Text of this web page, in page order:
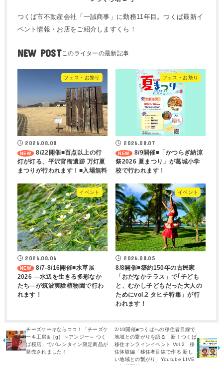
つくば市不動産会社「一誠商事」に勤務11年目。つくば最新イ
ベント情報・お店をご紹介しますくら！
NEW POST
フェス・お祭り
2026.08.08
8/22開催■百点以上の行
灯が灯る、平沢官衙遺跡 万灯夏
まつりが行われます！■入場無料
フェス・お祭り
2026.08.07
8/9開催■「かつらぎ納涼
祭2026 夏まつり」が葛城小学
校で行われます！
イベント
2026.08.06
8/7-8/16開催■水草展
2026 ―水辺を生きる多彩なか
たち―が筑波実験植物園で行わ
れます！
イベント
2026.08.05
8/8開催■築約150年の古民家
「おだなかテラス」で｢子ども
と、むかし子どもだった大人の
ためにvol.2 タヒチ特集」が行
われます！
チーズケーキならココ！「チーズケ
ーキ工房&［g］～アンジー～ つく
ば桜店」でバレンタイン限定商品が
発売されました！
2/10開催■つくばへの移住者目線で
地域との繋がりを語る 新！つくば
移住オンラインイベント Vol.2 移
住体験編「移住者目線で作る 新し
い地域との繋がり」Youtube LIVE